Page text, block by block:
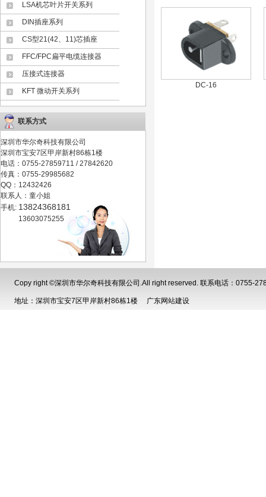
LSA机芯叶片开关系列
DIN插座系列
CS型21(42、11)芯插座
FFC/FPC扁平电缆连接器
压接式连接器
KFT 微动开关系列
联系方式
深圳市华尔奇科技有限公司
深圳市宝安7区甲岸新村86栋1楼
电话：0755-27859711 / 27842620
传真：0755-29985682
QQ：12432426
联系人：童小姐
手机: 13824368181
13603075255
DC-16
Copy right ©深圳市华尔奇科技有限公司.All right reserved. 联系电话：0755-
地址：深圳市宝安7区甲岸新村86栋1楼 广东网站建设